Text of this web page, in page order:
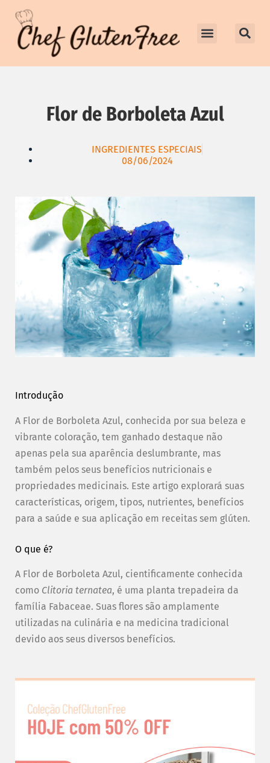
Flor de Borboleta Azul
INGREDIENTES ESPECIAIS
08/06/2024
Introdução
A Flor de Borboleta Azul, conhecida por sua beleza e
vibrante coloração, tem ganhado destaque não
apenas pela sua aparência deslumbrante, mas
também pelos seus benefícios nutricionais e
propriedades medicinais. Este artigo explorará suas
características, origem, tipos, nutrientes, benefícios
para a saúde e sua aplicação em receitas sem glúten.
O que é?
A Flor de Borboleta Azul, cientificamente conhecida
como Clitoria ternatea, é uma planta trepadeira da
família Fabaceae. Suas flores são amplamente
utilizadas na culinária e na medicina tradicional
devido aos seus diversos benefícios.